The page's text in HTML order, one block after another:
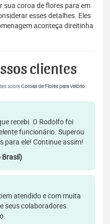
sua coroa de flores para em
esses detalhes. Eles
aconteça direitinha
clientes
sobreCoroas de Flores para Velório.
recebi. O Rodolfo foi
funcionário. Superou
para ele! Continue assim!
Brasil)
atendido e com muita
seus colaboradores.